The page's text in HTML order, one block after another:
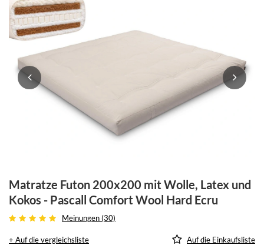
Matratze Futon 200x200 mit Wolle, Latex und
Kokos - Pascall Comfort Wool Hard Ecru
Meinungen (30)
+ Auf die vergleichsliste Auf die Einkaufsliste